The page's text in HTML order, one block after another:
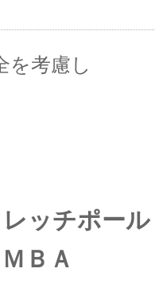
を考慮し
ッチポール
ＢＡ